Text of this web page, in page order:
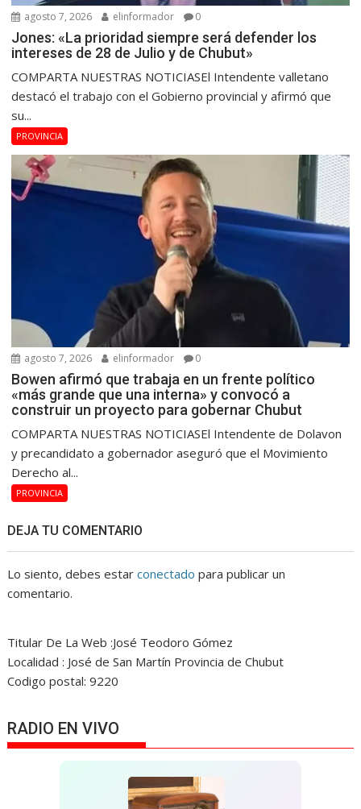
agosto 7, 2026 elinformador 0
Jones: «La prioridad siempre será defender los
intereses de 28 de Julio y de Chubut»
COMPARTA NUESTRAS NOTICIASEl Intendente valletano
destacó el trabajo con el Gobierno provincial y afirmó que
su...
PROVINCIA
agosto 7, 2026 elinformador 0
Bowen afirmó que trabaja en un frente político
«más grande que una interna» y convocó a
construir un proyecto para gobernar Chubut
COMPARTA NUESTRAS NOTICIASEl Intendente de Dolavon
y precandidato a gobernador aseguró que el Movimiento
Derecho al...
PROVINCIA
DEJA TU COMENTARIO
Lo siento, debes estarconectado para publicar un
comentario.
Titular De La Web :José Teodoro Gómez
Localidad : José de San Martín Provincia de Chubut
Codigo postal: 9220
RADIO EN VIVO